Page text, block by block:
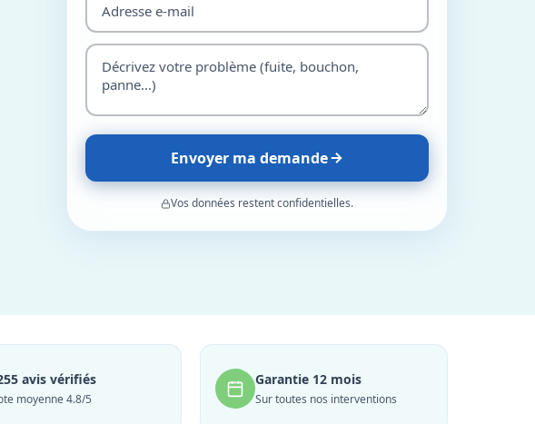
Envoyer ma demande
Vos données restent confidentielles.
avis vérifiés
moyenne 4.8/5
Garantie 12 mois
Sur toutes nos interventions